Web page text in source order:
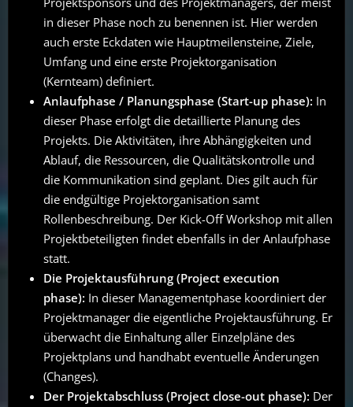
in dieser Phase noch zu benennen ist. Hier werden
auch erste Eckdaten wie Hauptmeilensteine, Ziele,
Umfang und eine erste Projektorganisation
(Kernteam) definiert.
Anlaufphase / Planungsphase (Start-up phase): In
dieser Phase erfolgt die detaillierte Planung des
Projekts. Die Aktivitäten, ihre Abhängigkeiten und
Ablauf, die Ressourcen, die Qualitätskontrolle und
die Kommunikation sind geplant. Dies gilt auch für
die endgültige Projektorganisation samt
Rollenbeschreibung. Der Kick-Off Workshop mit allen
Projektbeteiligten findet ebenfalls in der Anlaufphase
statt.
Die Projektausführung (Project execution
phase): In dieser Managementphase koordiniert der
Projektmanager die eigentliche Projektausführung. Er
überwacht die Einhaltung aller Einzelpläne des
Projektplans und handhabt eventuelle Änderungen
(Changes).
Der Projektabschluss (Project close-out phase): Der